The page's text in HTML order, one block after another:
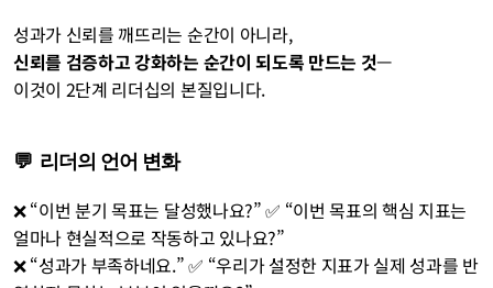
성과가 신뢰를 깨뜨리는 순간이 아니라,
신뢰를 검증하고 강화하는 순간이 되도록 만드는 것—
이것이 2단계 리더십의 본질입니다.
💬  리더의 언어 변화
❌ “이번 분기 목표는 달성했나요?” ✅ “이번 목표의 핵심 지표는
얼마나 현실적으로 작동하고 있나요?”
❌ “성과가 부족하네요.” ✅ “우리가 설정한 지표가 실제 성과를 반